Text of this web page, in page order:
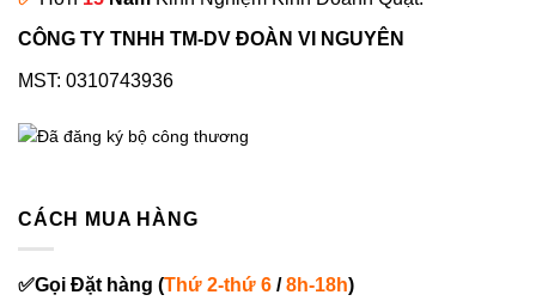
CÔNG TY TNHH TM-DV ĐOÀN VI NGUYÊN
MST: 0310743936
CÁCH MUA HÀNG
✅Gọi Đặt hàng (Thứ 2-thứ 6 /8h-18h)